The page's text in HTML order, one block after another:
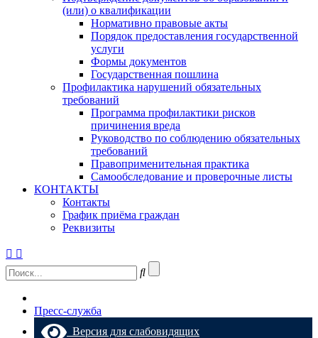
(или) о квалификации
Нормативно правовые акты
Порядок предоставления государственной
услуги
Формы документов
Государственная пошлина
Профилактика нарушений обязательных
требований
Программа профилактики рисков
причинения вреда
Руководство по соблюдению обязательных
требований
Правоприменительная практика
Самообследование и проверочные листы
КОНТАКТЫ
Контакты
График приёма граждан
Реквизиты
Пресс-служба
Версия для слабовидящих